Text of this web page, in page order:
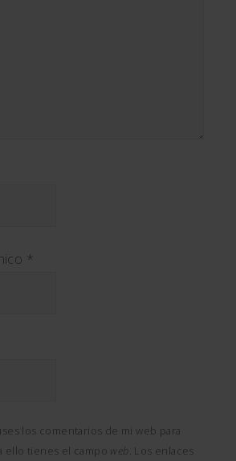
*
los comentarios de mi web para
ello tienes el campo web . Los enlaces